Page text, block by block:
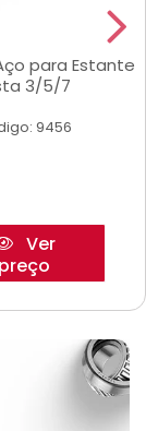
para Estante
3/5/7
9456
Ver
preço